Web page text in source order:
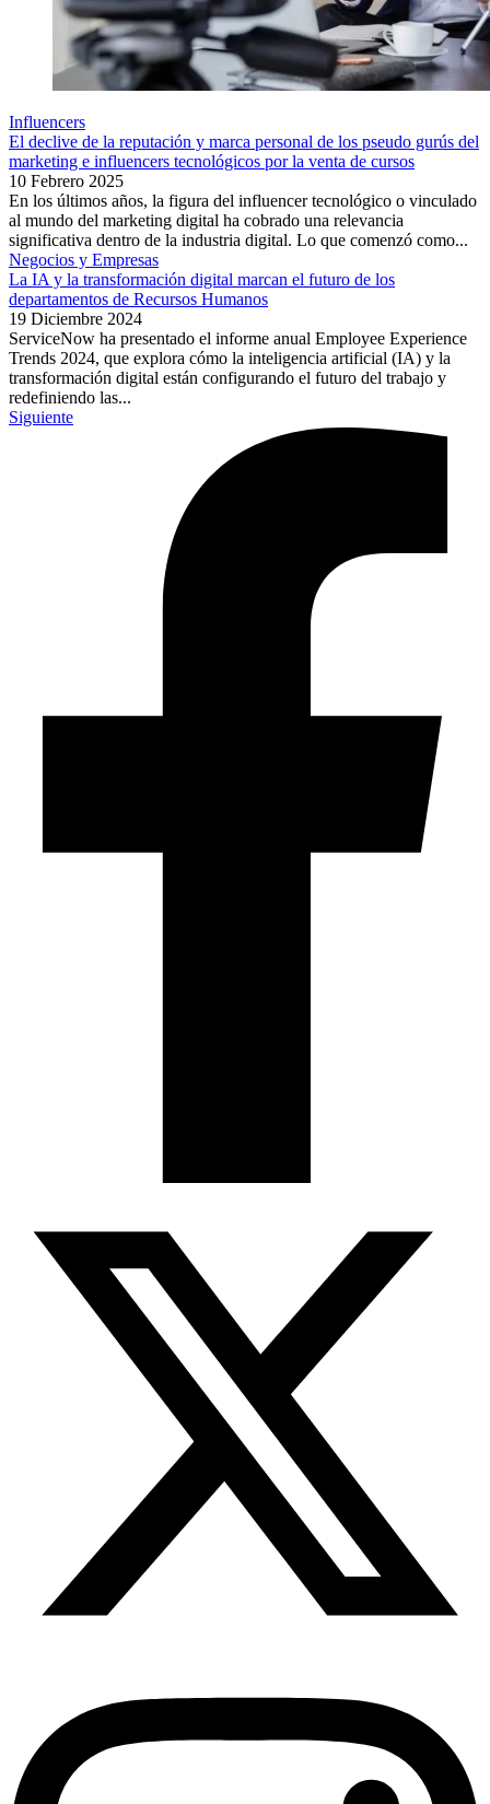
Influencers
El declive de la reputación y marca personal de los pseudo gurús del
marketing e influencers tecnológicos por la venta de cursos
10 Febrero 2025
En los últimos años, la figura del influencer tecnológico o vinculado
al mundo del marketing digital ha cobrado una relevancia
significativa dentro de la industria digital. Lo que comenzó como...
Negocios y Empresas
La IA y la transformación digital marcan el futuro de los
departamentos de Recursos Humanos
19 Diciembre 2024
ServiceNow ha presentado el informe anual Employee Experience
Trends 2024, que explora cómo la inteligencia artificial (IA) y la
transformación digital están configurando el futuro del trabajo y
redefiniendo las...
Siguiente